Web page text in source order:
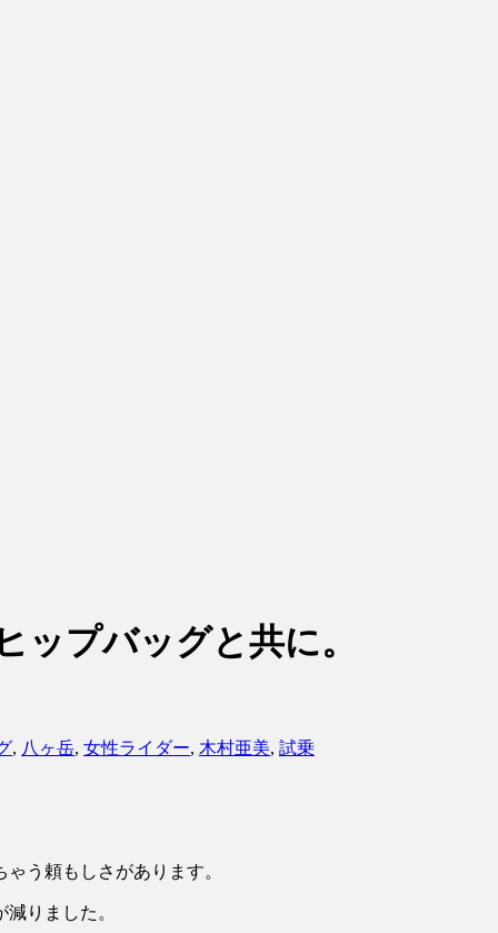
ップバッグと共に。
, 八ヶ岳, 女性ライダー, 木村亜美, 試乗
う頼もしさがあります。
りました。